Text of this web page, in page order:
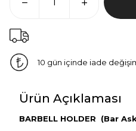
10 gün içinde iade
Ürün Açıklaması
BARBELL HOLDER (Bar